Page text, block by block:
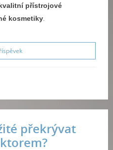
přístrojové
kosmetiky.
překrývat